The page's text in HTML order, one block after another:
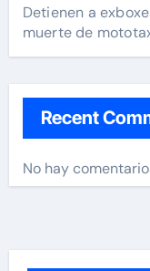
Detienen a
muerte de
Recent
No hay